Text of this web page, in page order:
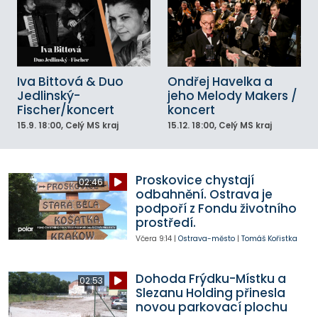
Iva Bittová & Duo
Jedlinský-
Fischer/koncert
15.9. 18:00, Celý MS kraj
Ondřej Havelka a
jeho Melody Makers /
koncert
15.12. 18:00, Celý MS kraj
02:46
Proskovice chystají
odbahnění. Ostrava je
podpoří z Fondu životního
prostředí.
Včera 9:14| Ostrava-město| Tomáš Kořistka
02:53
Dohoda Frýdku-Místku a
Slezanu Holding přinesla
novou parkovací plochu